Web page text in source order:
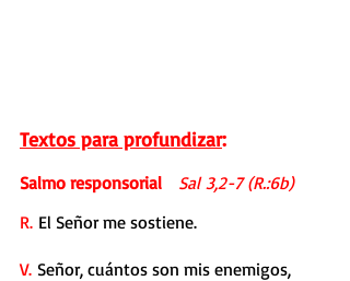
Textos para profundizar:
Salmo responsorial
Sal 3,2-7 (R.:6b)
R. El Señor me sostiene.
V. Señor, cuántos son mis enemigos,